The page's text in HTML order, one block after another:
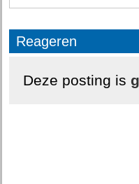
Reageren
Deze posting is